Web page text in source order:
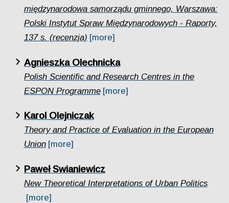
międzynarodowa samorządu gminnego, Warszawa:
Polski Instytut Spraw Międzynarodowych - Raporty,
137 s. (recenzja) [more]
Agnieszka Olechnicka
Polish Scientific and Research Centres in the
ESPON Programme [more]
Karol Olejniczak
Theory and Practice of Evaluation in the European
Union [more]
Paweł Swianiewicz
New Theoretical Interpretations of Urban Politics
[more]